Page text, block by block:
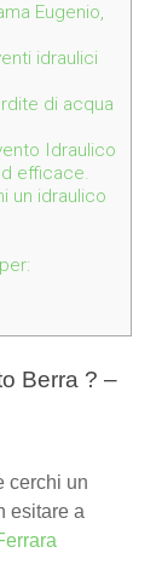
Eugenio,
idraulici
di acqua
Idraulico
efficace.
un idraulico
Berra ? –
cerchi un
esitare a